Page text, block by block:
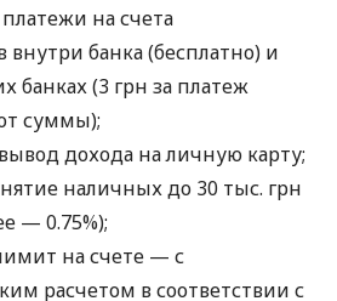
на счета
внутри банка (бесплатно) и
банках (3 грн за платеж
суммы);
дохода на личную карту;
наличных до 30 тыс. грн
— 0.75%);
на счете — с
расчетом в соответствии с